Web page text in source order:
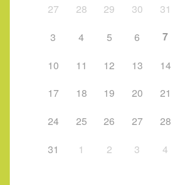
27
28 29 30 31
3
4 5 6 7
10
11 12 13 14
17
18 19 20 21
24
25 26 27 28
31
1 2 3 4